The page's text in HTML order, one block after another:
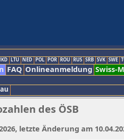
LTU NED POL POR ROU RUS SRB SVK SWE
FAQ Onlineanmeldung Swiss-
des ÖSB
letzte Änderung am